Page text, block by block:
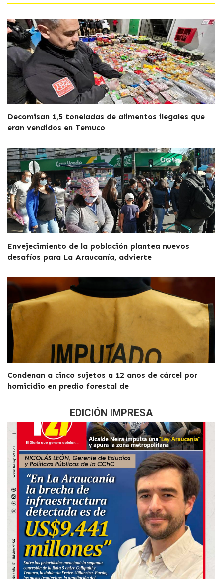
Decomisan 1,5 toneladas de alimentos ilegales que
eran vendidos en Temuco
Envejecimiento de la población plantea nuevos
desafíos para La Araucanía, advierte
Condenan a cinco sujetos a 12 años de cárcel por
homicidio en predio forestal de
EDICIÓN IMPRESA